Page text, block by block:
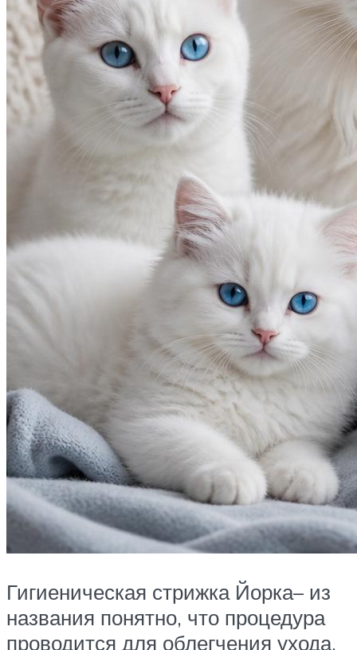
Гигиеническая стрижка Йорка– из
названия понятно, что процедура
проводится для облегчения ухода.